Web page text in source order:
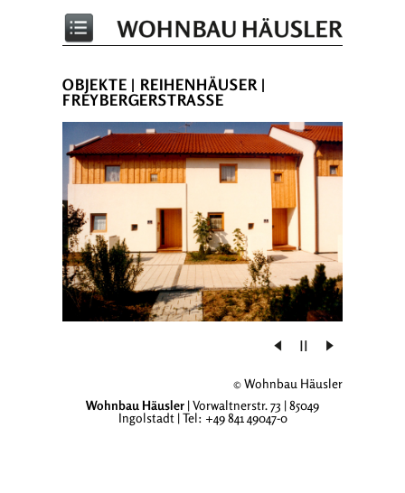
OBJEKTE | REIHENHÄUSER|
FREYBERGERSTRASSE
© Wohnbau Häusler
Wohnbau Häusler | Vorwaltnerstr. 73 | 85049
Ingolstadt | Tel: +49 841 49047-0